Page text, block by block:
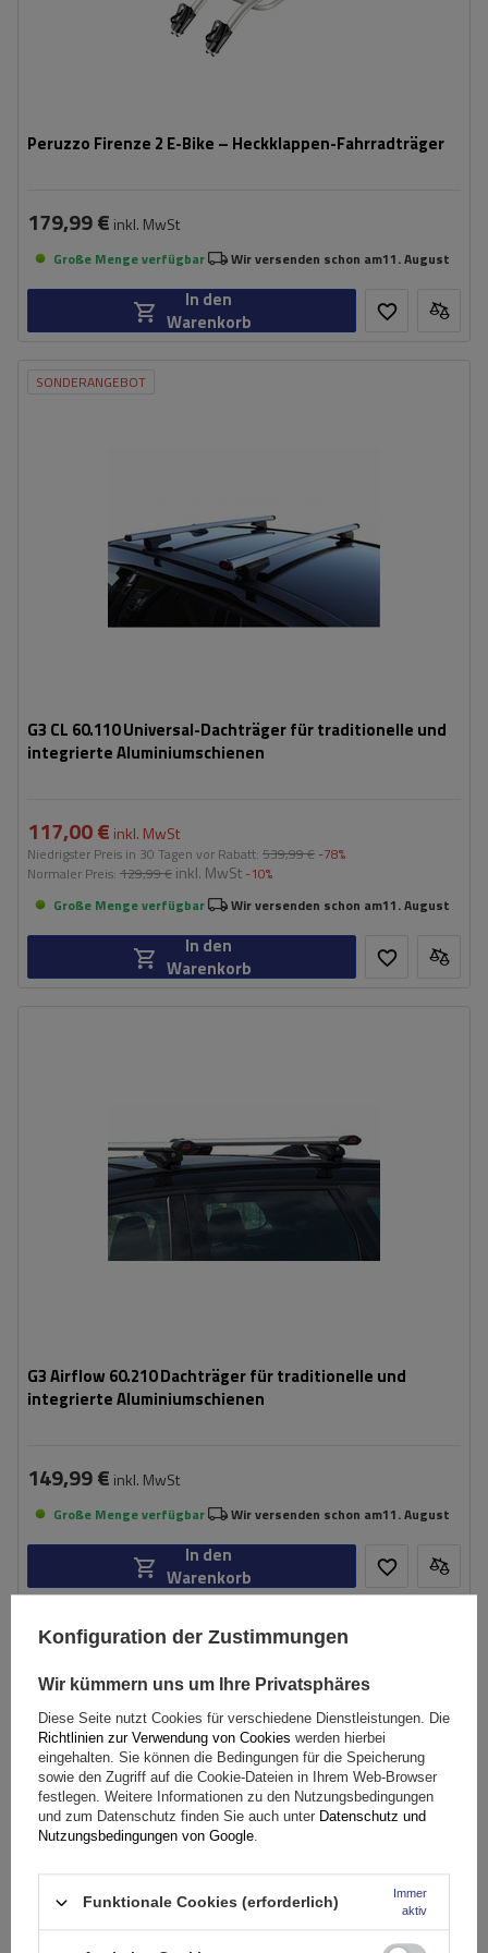
Peruzzo Firenze 2 E-Bike – Heckklappen-Fahrradträger
179,99 € inkl. MwSt
Große Menge verfügbar Wir versenden schon am11. August
In den
Warenkorb
SONDERANGEBOT
G3 CL 60.110 Universal-Dachträger für traditionelle und
integrierte Aluminiumschienen
117,00 € inkl. MwSt
Niedrigster Preis in 30 Tagen vor Rabatt: 539,99 € -78%
Normaler Preis: 129,99 € inkl. MwSt -10%
Große Menge verfügbar
Wir versenden schon am11. August
In den
Warenkorb
G3 Airflow 60.210 Dachträger für traditionelle und
integrierte Aluminiumschienen
149,99 € inkl. MwSt
Große Menge verfügbar Wir versenden schon am11. August
In den
Warenkorb
SONDERANGEBOT
Konfiguration der Zustimmungen
Wir kümmern uns um Ihre Privatsphäres
Diese Seite nutzt Cookies für verschiedene Dienstleistungen. Die
Richtlinien zur Verwendung von Cookies werden hierbei
eingehalten. Sie können die Bedingungen für die Speicherung
sowie den Zugriff auf die Cookie-Dateien in Ihrem Web-Browser
festlegen. Weitere Informationen zu den Nutzungsbedingungen
und zum Datenschutz finden Sie auch unter Datenschutz und
Nutzungsbedingungen von Google.
Funktionale Cookies (erforderlich)
Immer
aktiv